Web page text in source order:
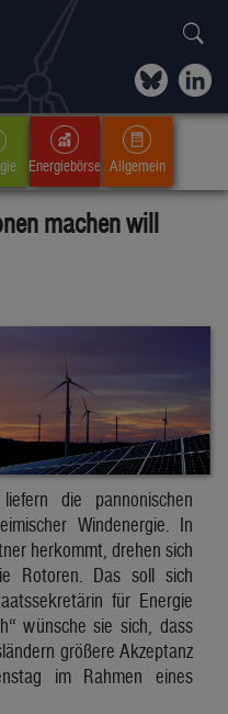
Energiebörse Allgemein
machen will
die pannonischen
Windenergie. In
herkommt, drehen sich
Rotoren. Das soll sich
für Energie
wünsche sie sich, dass
größere Akzeptanz
im Rahmen eines